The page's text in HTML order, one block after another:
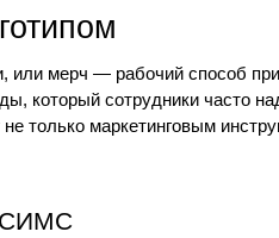
или мерч — рабочий способ
который сотрудники часто
не только маркетинговым
СИМС